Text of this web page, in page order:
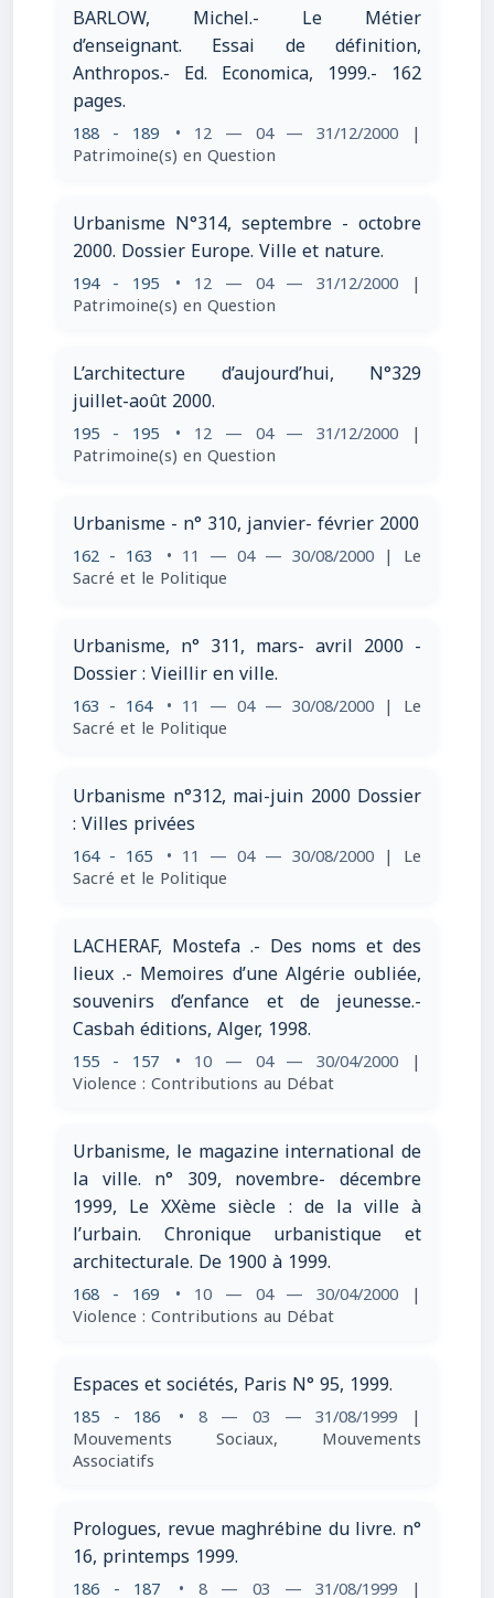
BARLOW, Michel.- Le Métier
d’enseignant. Essai de définition,
Anthropos.- Ed. Economica, 1999.- 162
pages.
188 - 189 • 12 — 04 — 31/12/2000 |
Patrimoine(s) en Question
Urbanisme N°314, septembre - octobre
2000. Dossier Europe. Ville et nature.
194 - 195 • 12 — 04 — 31/12/2000 |
Patrimoine(s) en Question
L’architecture d’aujourd’hui, N°329
juillet-août 2000.
195 - 195 • 12 — 04 — 31/12/2000 |
Patrimoine(s) en Question
Urbanisme - n° 310, janvier- février 2000
162 - 163 • 11 — 04 — 30/08/2000 | Le
Sacré et le Politique
Urbanisme, n° 311, mars- avril 2000 -
Dossier : Vieillir en ville.
163 - 164 • 11 — 04 — 30/08/2000 | Le
Sacré et le Politique
Urbanisme n°312, mai-juin 2000 Dossier
: Villes privées
164 - 165 • 11 — 04 — 30/08/2000 | Le
Sacré et le Politique
LACHERAF, Mostefa .- Des noms et des
lieux .- Memoires d’une Algérie oubliée,
souvenirs d’enfance et de jeunesse.-
Casbah éditions, Alger, 1998.
155 - 157 • 10 — 04 — 30/04/2000 |
Violence : Contributions au Débat
Urbanisme, le magazine international de
la ville. n° 309, novembre- décembre
1999, Le XXème siècle : de la ville à
l’urbain. Chronique urbanistique et
architecturale. De 1900 à 1999.
168 - 169 • 10 — 04 — 30/04/2000 |
Violence : Contributions au Débat
Espaces et sociétés, Paris N° 95, 1999.
185 - 186 • 8 — 03 — 31/08/1999 |
Mouvements Sociaux, Mouvements
Associatifs
Prologues, revue maghrébine du livre. n°
16, printemps 1999.
186 - 187 • 8 — 03 — 31/08/1999 |